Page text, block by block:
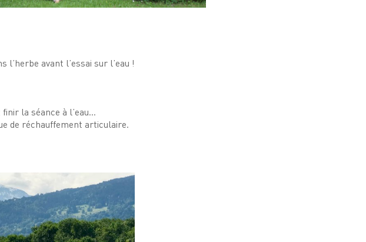
avant l’essai sur l’eau !
la séance à l’eau…
de réchauffement articulaire.